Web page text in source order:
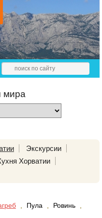
мира
Экскурсии
Хорватии
Пула Ровинь